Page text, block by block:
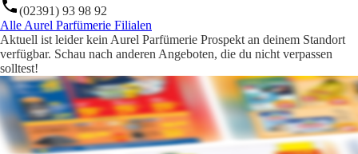
(02391) 93 98 92
Alle Aurel Parfümerie Filialen
Aktuell ist leider kein Aurel Parfümerie Prospekt an deinem Standort
verfügbar. Schau nach anderen Angeboten, die du nicht verpassen
solltest!